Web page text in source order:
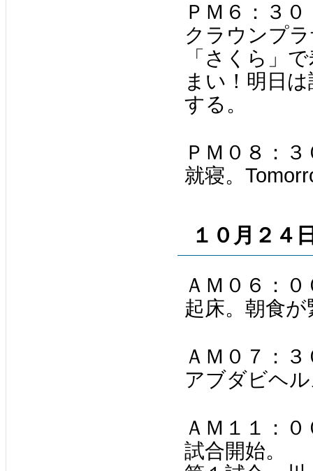
ＰＭ６：３０
クラウンプ
「さくら」
まい！明日
する。
ＰＭ０８：３
就寝。
１０月２４
ＡＭ０６：０
起床。朝食
ＡＭ０７：３
アブダビヘ
ＡＭ１１：０
試合開始。